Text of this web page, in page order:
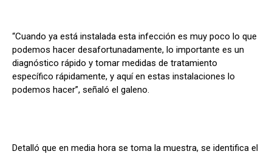
“Cuando ya está instalada esta infección es muy poco lo que
podemos hacer desafortunadamente, lo importante es un
diagnóstico rápido y tomar medidas de tratamiento
específico rápidamente, y aquí en estas instalaciones lo
podemos hacer”, señaló el galeno.
Detalló que en media hora se toma la muestra, se identifica el